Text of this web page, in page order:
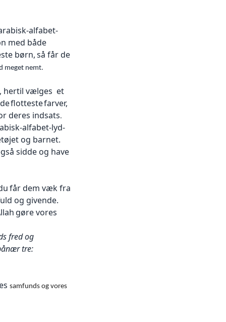
alfabet-
med både
børn,så får de
meget nemt.
hertil vælges et
deﬂottestefarver,
deres indsats.
alfabet-lyd-
og barnet.
sidde og have
får dem væk fra
og givende.
gøre vores
fredog
tre:
samfunds og vores